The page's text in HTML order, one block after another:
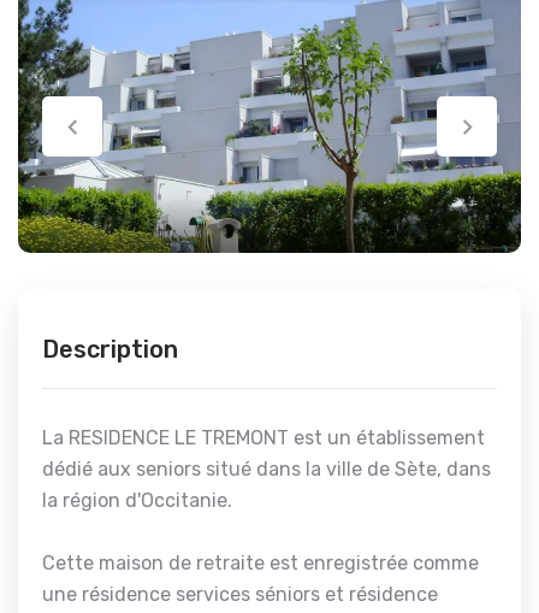
Description
La RESIDENCE LE TREMONT est un établissement
dédié aux seniors situé dans la ville de Sète, dans
la région d'Occitanie.
Cette maison de retraite est enregistrée comme
une résidence services séniors et résidence